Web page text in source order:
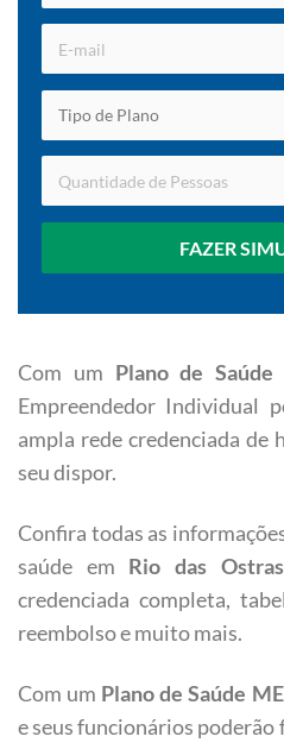
FAZER
Com um Plano de Saúde
Empreendedor Individual
ampla rede credenciada de
seu dispor.
Confira todas as
saúde em Rio das Ostras
credenciada completa,
reembolso e muito mais.
Com um Plano de Saúde
e seus funcionários poderão